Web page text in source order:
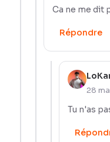
Ca ne me dit
Répondre
28
Tu n'as